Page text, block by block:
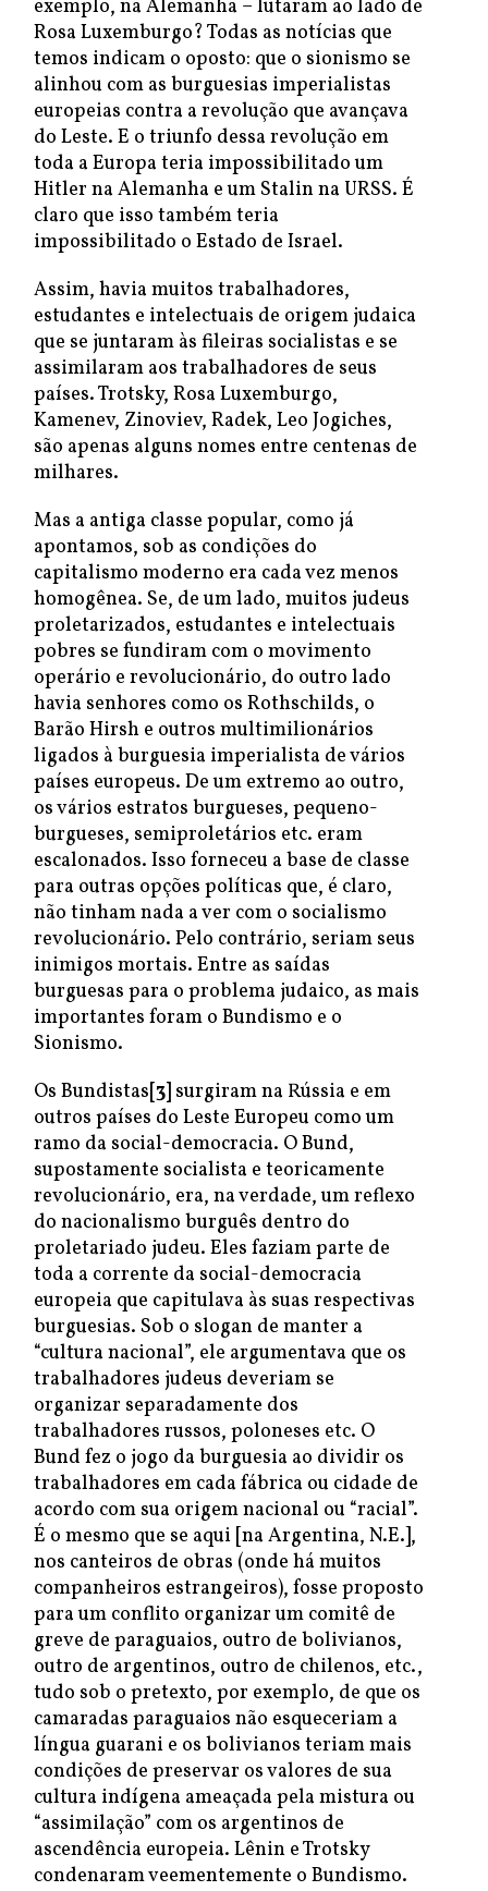
exemplo, na Alemanha – lutaram ao lado de
Rosa Luxemburgo? Todas as notícias que
temos indicam o oposto: que o sionismo se
alinhou com as burguesias imperialistas
europeias contra a revolução que avançava
do Leste. E o triunfo dessa revolução em
toda a Europa teria impossibilitado um
Hitler na Alemanha e um Stalin na URSS. É
claro que isso também teria
impossibilitado o Estado de Israel.
Assim, havia muitos trabalhadores,
estudantes e intelectuais de origem judaica
que se juntaram às fileiras socialistas e se
assimilaram aos trabalhadores de seus
países. Trotsky, Rosa Luxemburgo,
Kamenev, Zinoviev, Radek, Leo Jogiches,
são apenas alguns nomes entre centenas de
milhares.
Mas a antiga classe popular, como já
apontamos, sob as condições do
capitalismo moderno era cada vez menos
homogênea. Se, de um lado, muitos judeus
proletarizados, estudantes e intelectuais
pobres se fundiram com o movimento
operário e revolucionário, do outro lado
havia senhores como os Rothschilds, o
Barão Hirsh e outros multimilionários
ligados à burguesia imperialista de vários
países europeus. De um extremo ao outro,
os vários estratos burgueses, pequeno-
burgueses, semiproletários etc. eram
escalonados. Isso forneceu a base de classe
para outras opções políticas que, é claro,
não tinham nada a ver com o socialismo
revolucionário. Pelo contrário, seriam seus
inimigos mortais. Entre as saídas
burguesas para o problema judaico, as mais
importantes foram o Bundismo e o
Sionismo.
Os Bundistas[3] surgiram na Rússia e em
outros países do Leste Europeu como um
ramo da social-democracia. O Bund,
supostamente socialista e teoricamente
revolucionário, era, na verdade, um reflexo
do nacionalismo burguês dentro do
proletariado judeu. Eles faziam parte de
toda a corrente da social-democracia
europeia que capitulava às suas respectivas
burguesias. Sob o slogan de manter a
“cultura nacional”, ele argumentava que os
trabalhadores judeus deveriam se
organizar separadamente dos
trabalhadores russos, poloneses etc. O
Bund fez o jogo da burguesia ao dividir os
trabalhadores em cada fábrica ou cidade de
acordo com sua origem nacional ou “racial”.
É o mesmo que se aqui [na Argentina, N.E.],
nos canteiros de obras (onde há muitos
companheiros estrangeiros), fosse proposto
para um conflito organizar um comitê de
greve de paraguaios, outro de bolivianos,
outro de argentinos, outro de chilenos, etc.,
tudo sob o pretexto, por exemplo, de que os
camaradas paraguaios não esqueceriam a
língua guarani e os bolivianos teriam mais
condições de preservar os valores de sua
cultura indígena ameaçada pela mistura ou
“assimilação” com os argentinos de
ascendência europeia. Lênin e Trotsky
condenaram veementemente o Bundismo.